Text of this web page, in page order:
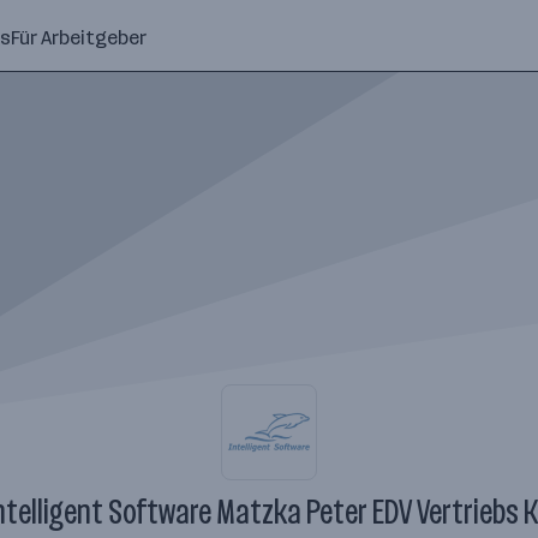
Für Arbeitgeber
Software Matzka Peter EDV Vertriebs